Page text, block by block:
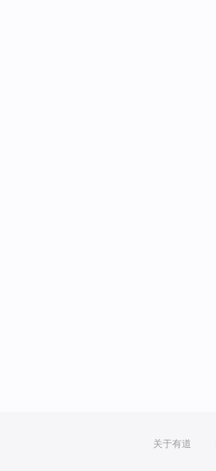
关于有道